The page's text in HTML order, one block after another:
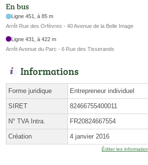
En bus
Ligne 451, à 85 m
Arrêt Rue des Orfèvres - 40 Avenue de la Belle Image
Ligne 431, à 422 m
Arrêt Avenue du Parc - 6 Rue des Tisserands
Informations
Forme juridique Entrepreneur individuel
SIRET 82466755400011
N° TVA Intra. FR20824667554
Création 4 janvier 2016
Éditer les